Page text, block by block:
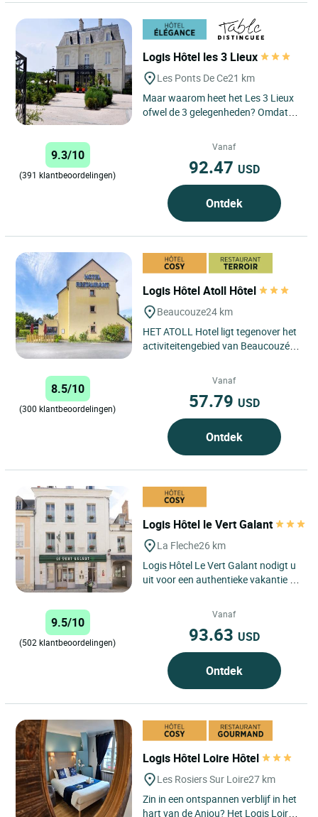
Logis Hôtel les 3 Lieux
Les Ponts De Ce21 km
Maar waarom heet het Les 3 Lieux
ofwel de 3 gelegenheden? Omdat
een hotel, een restaurant...
9.3/10
(391 klantbeoordelingen)
Vanaf
92.47 USD
Ontdek
Logis Hôtel Atoll Hôtel
Beaucouze24 km
HET ATOLL Hotel ligt tegenover het
activiteitengebied van Beaucouzé,
centrum van Angers en het...
8.5/10
(300 klantbeoordelingen)
Vanaf
57.79 USD
Ontdek
Logis Hôtel le Vert Galant
La Fleche26 km
Logis Hôtel Le Vert Galant nodigt u
uit voor een authentieke vakantie in
9.5/10
(502 klantbeoordelingen)
Vanaf
93.63 USD
Ontdek
Logis Hôtel Loire Hôtel
Les Rosiers Sur Loire27 km
Zin in een ontspannen verblijf in het
hart van de Anjou? Het Logis Loire